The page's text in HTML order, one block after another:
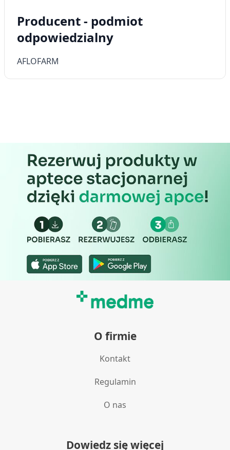
Producent - podmiot
odpowiedzialny
AFLOFARM
O firmie
Kontakt
Regulamin
O nas
Dowiedz się więcej